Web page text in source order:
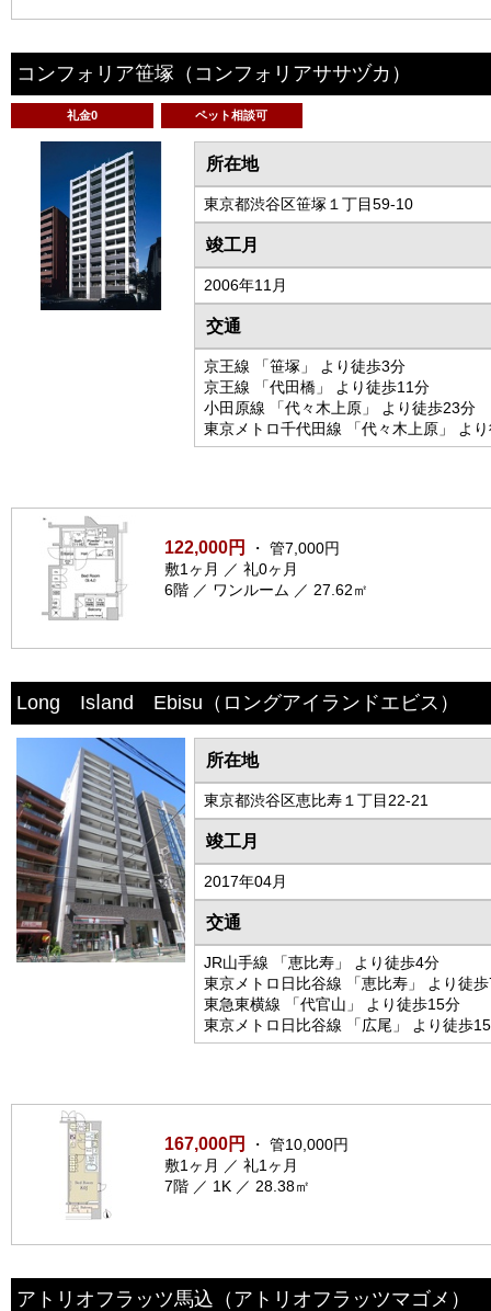
コンフォリア笹塚 （コンフォリアササヅカ）
礼金0 ペット相談可
所在地
東京都渋谷区笹塚１丁目59-10
竣工月
2006年11月
交通
京王線 「笹塚」 より徒歩3分
京王線 「代田橋」 より徒歩11分
小田原線 「代々木上原」 より徒歩23分
東京メトロ千代田線 「代々木上原」 よ
122,000円
・ 管7,000円
敷1ヶ月 ／ 礼0ヶ月
6階 ／ ワンルーム ／ 27.62㎡
Long Isⅼand Ebisu （ロングアイランドエビス）
所在地
東京都渋谷区恵比寿１丁目22-21
竣工月
2017年04月
交通
JR山手線 「恵比寿」 より徒歩4分
東京メトロ日比谷線 「恵比寿」 より徒
東急東横線 「代官山」 より徒歩15分
東京メトロ日比谷線 「広尾」 より徒歩
167,000円
・ 管10,000円
敷1ヶ月 ／ 礼1ヶ月
7階 ／ 1K ／ 28.38㎡
アトリオフラッツ馬込 （アトリオフラッツマゴメ）